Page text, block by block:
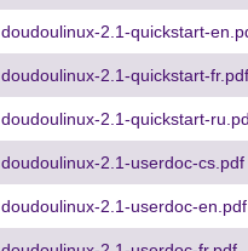
doudoulinux-2.1-quickstart-
doudoulinux-2.1-quickstart-fr.pdf
doudoulinux-2.1-quickstart-
doudoulinux-2.1-userdoc-cs.pdf
doudoulinux-2.1-userdoc-en.pdf